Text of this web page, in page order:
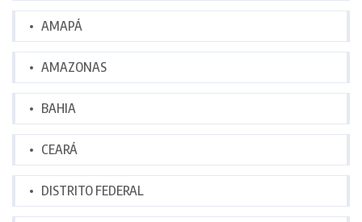
AMAPÁ
AMAZONAS
BAHIA
CEARÁ
DISTRITO FEDERAL